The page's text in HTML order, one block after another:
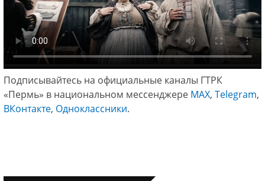
Подписывайтесь на официальные каналы ГТРК
«Пермь» в национальном мессенджере МАХ, Telegram,
ВКонтакте, Одноклассники.